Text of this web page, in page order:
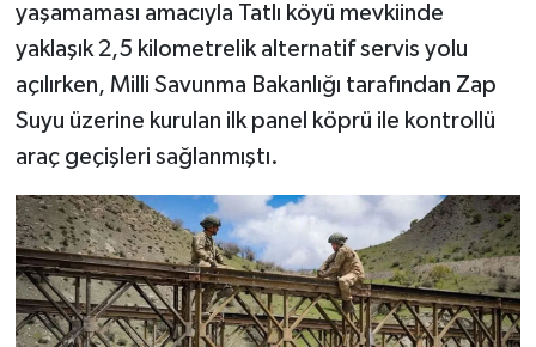
yaşamaması amacıyla Tatlı köyü mevkiinde
yaklaşık 2,5 kilometrelik alternatif servis yolu
açılırken, Milli Savunma Bakanlığı tarafından Zap
Suyu üzerine kurulan ilk panel köprü ile kontrollü
araç geçişleri sağlanmıştı.